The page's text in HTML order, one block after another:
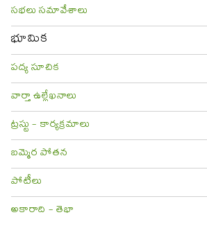
సభలు సమావేశాలు
భూమిక
పద్య సూచిక
వార్తా ఉల్లేఖనాలు
ట్రస్టు - కార్యక్రమాలు
బమ్మెర పోతన
పోటీలు
అకారాది - తెభా